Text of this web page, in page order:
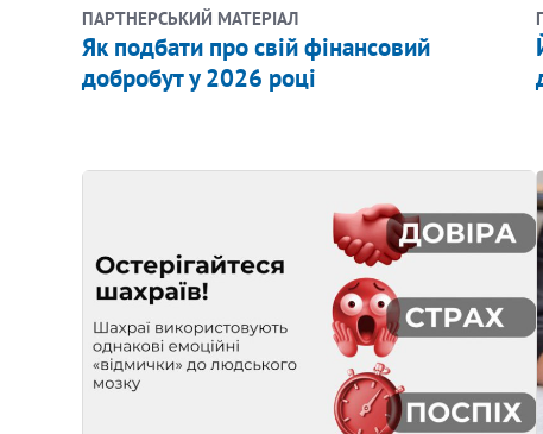
ПАРТНЕРСЬКИЙ МАТЕРІАЛ
Як подбати про свій фінансовий
добробут у 2026 році